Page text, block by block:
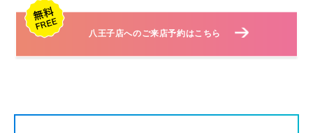
八王子店へのご来店予約はこちら